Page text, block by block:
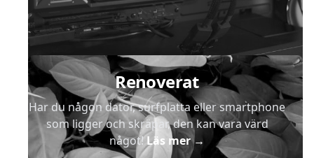
Renoverat
Har du någon dator, surfplatta eller smartphone
som ligger och skräpar, den kan vara värd
något!Läs mer→